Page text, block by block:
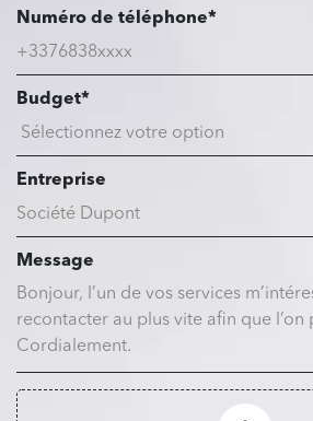
Numéro de téléphone*
Budget*
Entreprise
Message